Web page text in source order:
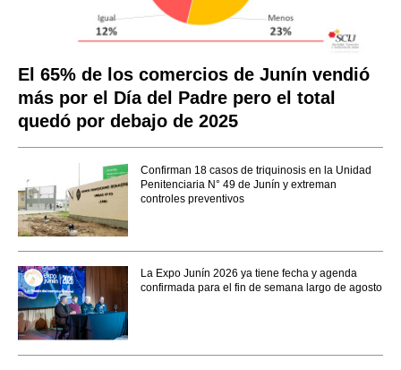
El 65% de los comercios de Junín vendió
más por el Día del Padre pero el total
quedó por debajo de 2025
Confirman 18 casos de triquinosis en la Unidad
Penitenciaria N° 49 de Junín y extreman
controles preventivos
La Expo Junín 2026 ya tiene fecha y agenda
confirmada para el fin de semana largo de agosto